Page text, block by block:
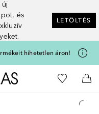
új
és
LETÖLTÉS
hihetetlen áron!
A Douglas Főoldalra
A